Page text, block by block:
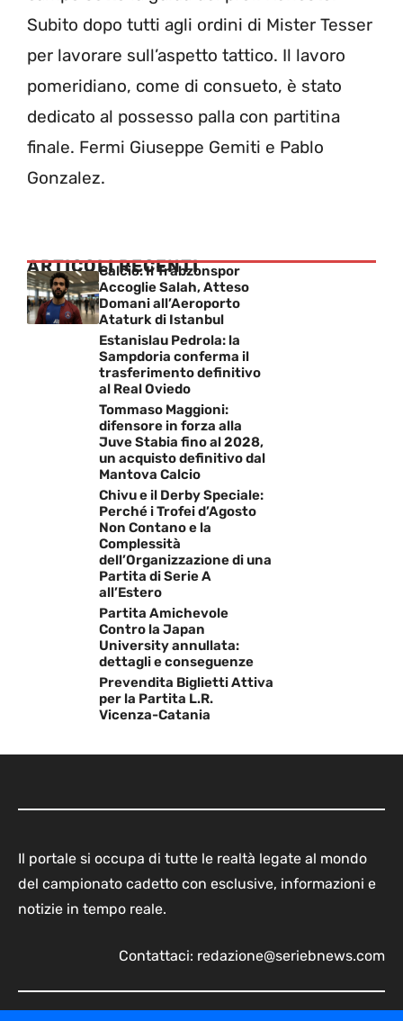
Subito dopo tutti agli ordini di Mister Tesser
per lavorare sull’aspetto tattico. Il lavoro
pomeridiano, come di consueto, è stato
dedicato al possesso palla con partitina
finale. Fermi Giuseppe Gemiti e Pablo
Gonzalez.
ARTICOLI RECENTI
Calcio: Il Trabzonspor
Accoglie Salah, Atteso
Domani all’Aeroporto
Ataturk di Istanbul
Estanislau Pedrola: la
Sampdoria conferma il
trasferimento definitivo
al Real Oviedo
Tommaso Maggioni:
difensore in forza alla
Juve Stabia fino al 2028,
un acquisto definitivo dal
Mantova Calcio
Chivu e il Derby Speciale:
Perché i Trofei d’Agosto
Non Contano e la
Complessità
dell’Organizzazione di una
Partita di Serie A
all’Estero
Partita Amichevole
Contro la Japan
University annullata:
dettagli e conseguenze
Prevendita Biglietti Attiva
per la Partita L.R.
Vicenza-Catania
Il portale si occupa di tutte le realtà legate al mondo
del campionato cadetto con esclusive, informazioni e
notizie in tempo reale.
Contattaci: redazione@seriebnews.com